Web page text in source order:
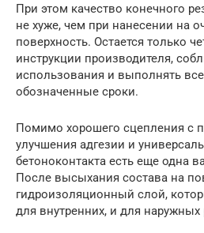
При этом качество конечного
не хуже, чем при нанесении на
поверхность. Остается только
инструкции производителя,
использования и выполнять
обозначенные сроки.
Помимо хорошего сцепления с
улучшения адгезии и
бетоноконтакта есть еще одна
После высыхания состава на
гидроизоляционный слой,
для внутренних, и для наружных